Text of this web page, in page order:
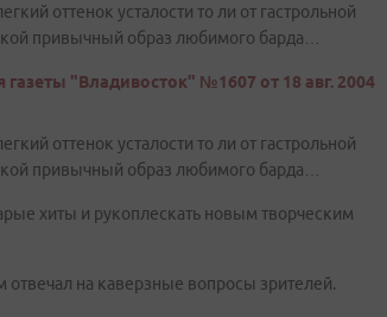
оттенок усталости то ли от гастрольной
привычный образ любимого барда…
газеты "Владивосток" №1607 от 18 авг. 2004
оттенок усталости то ли от гастрольной
привычный образ любимого барда…
хиты и рукоплескать новым творческим
на каверзные вопросы зрителей.